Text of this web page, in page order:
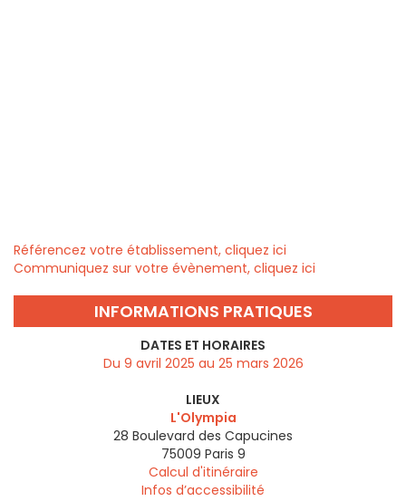
Référencez votre établissement, cliquez ici
Communiquez sur votre évènement, cliquez ici
INFORMATIONS PRATIQUES
DATES ET HORAIRES
Du 9 avril 2025 au 25 mars 2026
LIEUX
L'Olympia
28 Boulevard des Capucines
75009 Paris 9
Calcul d'itinéraire
Infos d’accessibilité